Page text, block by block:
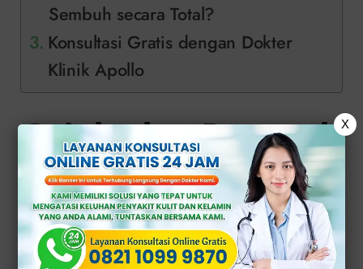
Sembuh secara Total?
Konsultasi Gratis dengan Dokter
Klinik Apollo
Gejala dan Dampak
Gonore pada Organ
Tubuh Manusia
X